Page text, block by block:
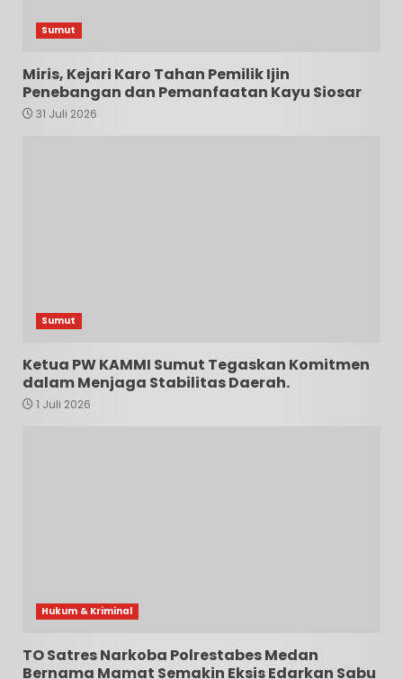
Sumut
Miris, Kejari Karo Tahan Pemilik Ijin
Penebangan dan Pemanfaatan Kayu Siosar
31 Juli 2026
Sumut
Ketua PW KAMMI Sumut Tegaskan Komitmen
dalam Menjaga Stabilitas Daerah.
1 Juli 2026
Hukum & Kriminal
TO Satres Narkoba Polrestabes Medan
Bernama Mamat Semakin Eksis Edarkan Sabu